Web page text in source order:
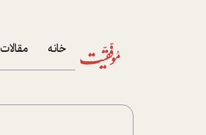
خانه مقالات